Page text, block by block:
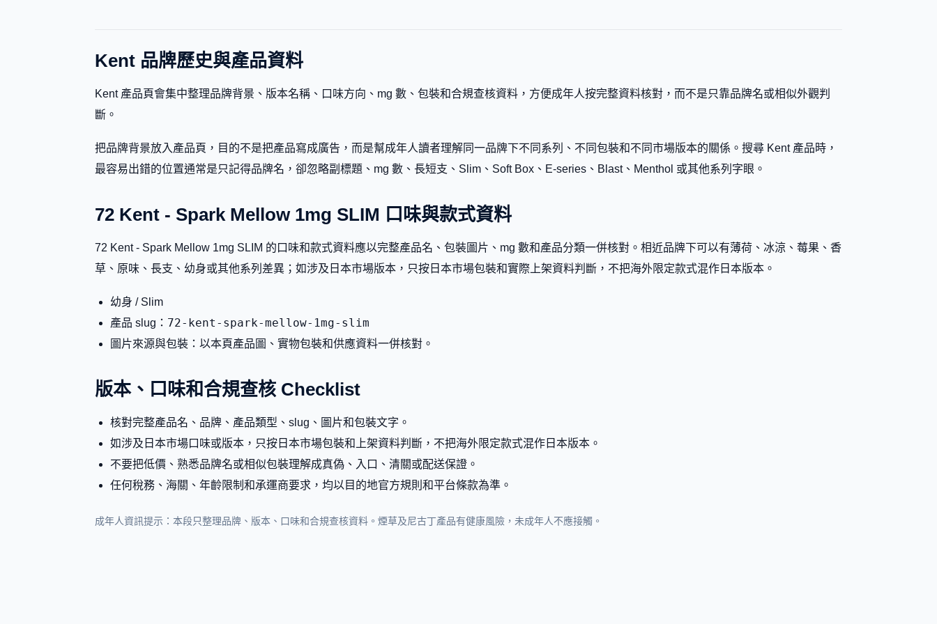
Kent 品牌歷史與產品資料
Kent 產品頁會集中整理品牌背景、版本名稱、口味方向、mg 數、包裝和合規查核資料，方便成年人按完整資料核對，而不是只靠品牌名或相似外觀判
斷。
把品牌背景放入產品頁，目的不是把產品寫成廣告，而是幫成年人讀者理解同一品牌下不同系列、不同包裝和不同市場版本的關係。搜尋 Kent 產品時，
最容易出錯的位置通常是只記得品牌名，卻忽略副標題、mg 數、長短支、Slim、Soft Box、E-series、Blast、Menthol 或其他系列字眼。
72 Kent - Spark Mellow 1mg SLIM 口味與款式資料
72 Kent - Spark Mellow 1mg SLIM 的口味和款式資料應以完整產品名、包裝圖片、mg 數和產品分類一併核對。相近品牌下可以有薄荷、冰涼、莓果、香
草、原味、長支、幼身或其他系列差異；如涉及日本市場版本，只按日本市場包裝和實際上架資料判斷，不把海外限定款式混作日本版本。
幼身 / Slim
產品 slug： 72-kent-spark-mellow-1mg-slim
圖片來源與包裝：以本頁產品圖、實物包裝和供應資料一併核對。
版本、口味和合規查核 Checklist
核對完整產品名、品牌、產品類型、slug、圖片和包裝文字。
如涉及日本市場口味或版本，只按日本市場包裝和上架資料判斷，不把海外限定款式混作日本版本。
不要把低價、熟悉品牌名或相似包裝理解成真偽、入口、清關或配送保證。
任何稅務、海關、年齡限制和承運商要求，均以目的地官方規則和平台條款為準。
成年人資訊提示：本段只整理品牌、版本、口味和合規查核資料。煙草及尼古丁產品有健康風險，未成年人不應接觸。